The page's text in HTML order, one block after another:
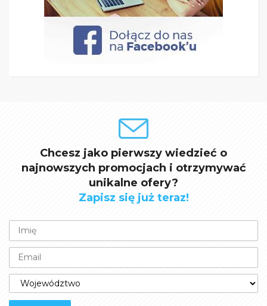
Chcesz jako pierwszy wiedzieć o
najnowszych promocjach i otrzymywać
unikalne ofery?
Zapisz się już teraz!